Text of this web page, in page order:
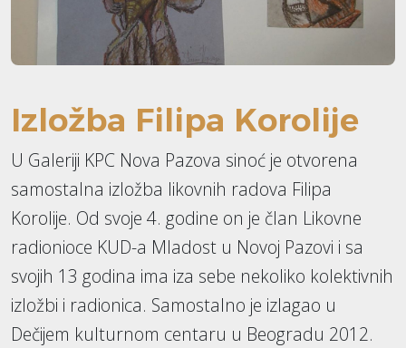
Izložba Filipa Korolije
U Galeriji KPC Nova Pazova sinoć je otvorena
samostalna izložba likovnih radova Filipa
Korolije. Od svoje 4. godine on je član Likovne
radionioce KUD-a Mladost u Novoj Pazovi i sa
svojih 13 godina ima iza sebe nekoliko kolektivnih
izložbi i radionica. Samostalno je izlagao u
Dečijem kulturnom centaru u Beogradu 2012.